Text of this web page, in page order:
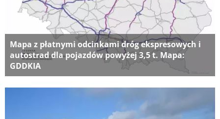
Mapa z płatnymi odcinkami dróg ekspresowych i
autostrad dla pojazdów powyżej 3,5 t. Mapa:
GDDKIA